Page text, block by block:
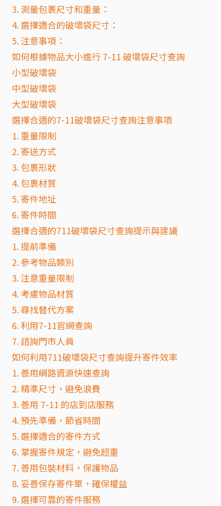
3. 測量包裹尺寸和重量：
4. 選擇適合的破壞袋尺寸：
5. 注意事項：
如何根據物品大小進行 7-11 破壞袋尺寸查詢
小型破壞袋
中型破壞袋
大型破壞袋
選擇合適的7-11破壞袋尺寸查詢注意事項
1. 重量限制
2. 寄送方式
3. 包裹形狀
4. 包裹材質
5. 寄件地址
6. 寄件時間
選擇合適的711破壞袋尺寸查詢提示與建議
1. 提前準備
2. 參考物品類別
3. 注意重量限制
4. 考慮物品材質
5. 尋找替代方案
6. 利用7-11官網查詢
7. 諮詢門市人員
如何利用711破壞袋尺寸查詢提升寄件效率
1. 善用網路資源快速查詢
2. 精準尺寸，避免浪費
3. 善用 7-11 的店到店服務
4. 預先準備，節省時間
5. 選擇適合的寄件方式
6. 掌握寄件規定，避免超重
7. 善用包裝材料，保護物品
8. 妥善保存寄件單，確保權益
9. 選擇可靠的寄件服務